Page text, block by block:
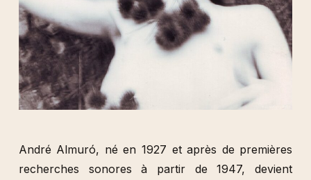
André Almuró, né en 1927 et après de premières
recherches sonores à partir de 1947, devient